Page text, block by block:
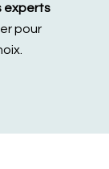
experts
pour